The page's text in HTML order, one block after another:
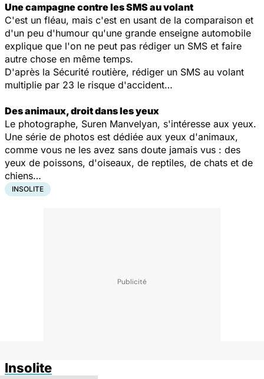
Une campagne contre les SMS au volant
C'est un fléau, mais c'est en usant de la comparaison et
d'un peu d'humour qu'une grande enseigne automobile
explique que l'on ne peut pas rédiger un SMS et faire
autre chose en même temps.
D'après la Sécurité routière, rédiger un SMS au volant
multiplie par 23 le risque d'accident…
Des animaux, droit dans les yeux
Le photographe, Suren Manvelyan, s'intéresse aux yeux.
Une série de photos est dédiée aux yeux d'animaux,
comme vous ne les avez sans doute jamais vus : des
yeux de poissons, d'oiseaux, de reptiles, de chats et de
chiens…
INSOLITE
Insolite